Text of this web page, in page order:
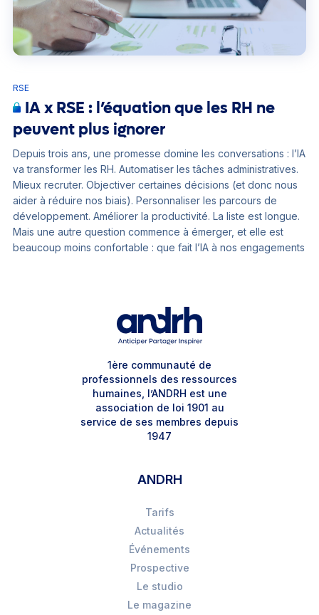
RSE
IA x RSE : l’équation que les RH ne
peuvent plus ignorer
Depuis trois ans, une promesse domine les conversations : l’IA
va transformer les RH. Automatiser les tâches administratives.
Mieux recruter. Objectiver certaines décisions (et donc nous
aider à réduire nos biais). Personnaliser les parcours de
développement. Améliorer la productivité. La liste est longue.
Mais une autre question commence à émerger, et elle est
beaucoup moins confortable : que fait l’IA à nos engagements
1ère communauté de
professionnels des ressources
humaines, l’ANDRH est une
association de loi 1901 au
service de ses membres depuis
1947
ANDRH
Tarifs
Actualités
Événements
Prospective
Le studio
Le magazine